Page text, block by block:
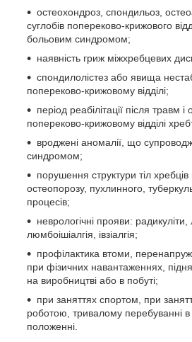
остеохондроз, спондильоз,
суглобів попереково-крижового
больовим синдромом;
наявність гриж міжхребцевих
спондилолістез або явища
попереково-крижовому відділі;
період реабілітації після травм і
попереково-крижовому відділі
вроджені аномалії, що
синдромом;
порушення структури тіл хребців
остеопорозу, пухлинного,
процесів;
неврологічні прояви: радикуліти,
люмбоішіалгія, івзіалгія;
профілактика втоми,
при фізичних навантаженнях,
на виробництві або в побуті;
при заняттях спортом, при
роботою, тривалому перебуванні
положенні.